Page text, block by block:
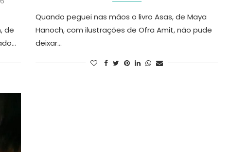
de
Quando peguei nas mãos o livro Asas, de Maya
Hanoch, com ilustrações de Ofra Amit, não pude
deixar…